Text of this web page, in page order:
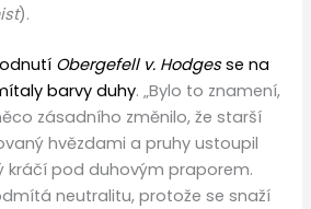
).
Obergefell v. Hodgesse na
barvy duhy. „Bylo to znamení,
zásadního změnilo, že starší
hvězdami a pruhy ustoupil
kráčí pod duhovým praporem.
neutralitu, protože se snaží